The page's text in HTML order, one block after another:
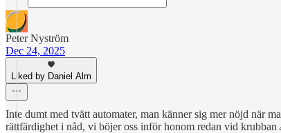
Peter Nyström
Dec 24, 2025
Liked by Daniel Alm
Inte dumt med tvätt automater, man känner sig mer nöjd när
rättfärdighet i nåd, vi böjer oss inför honom redan vid krubban